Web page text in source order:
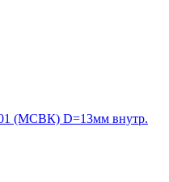
(МСВК) D=13мм внутр.